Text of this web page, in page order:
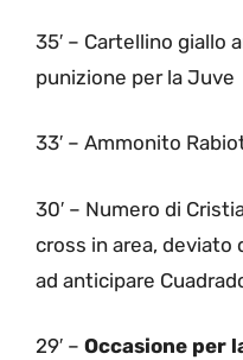
35′ – Cartellino giallo
punizione per la Juve
33′ – Ammonito
30′ – Numero di
cross in area, deviato
ad anticipare
29′ – Occasione per